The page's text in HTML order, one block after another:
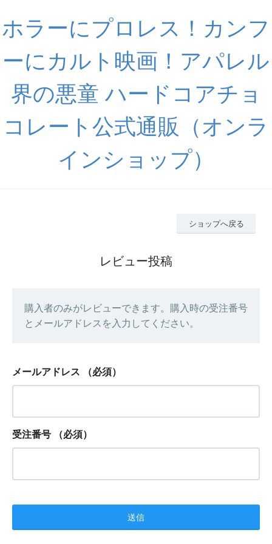
ホラーにプロレス！カンフ
ーにカルト映画！アパレル
界の悪童 ハードコアチョ
コレート公式通販（オンラ
インショップ）
ショップへ戻る
レビュー投稿
購入者のみがレビューできます。購入時の受注番号
とメールアドレスを入力してください。
メールアドレス （必須）
受注番号 （必須）